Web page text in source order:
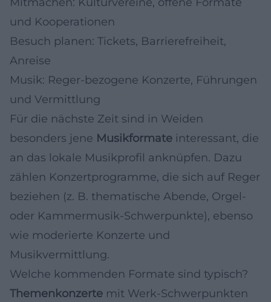
und Kooperationen
Besuch planen: Tickets, Barrierefreiheit,
Anreise
Musik: Reger-bezogene Konzerte, Führungen
und Vermittlung
Für die nächste Zeit sind in Weiden
besonders jene Musikformate interessant, die
an das lokale Musikprofil anknüpfen. Dazu
zählen Konzertprogramme, die sich auf Reger
beziehen (z. B. thematische Abende, Orgel-
oder Kammermusik-Schwerpunkte), ebenso
wie moderierte Konzerte und
Musikvermittlung.
Welche kommenden Formate sind typisch?
Themenkonzerte mit Werk-Schwerpunkten